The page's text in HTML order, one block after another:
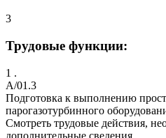
3
Трудовые функции:
1 .
A/01.3
Подготовка к выполнению
парогазотурбинного
Смотреть трудовые действия,
дополнительные сведения